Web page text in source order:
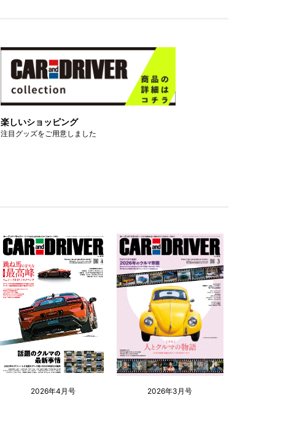
楽しいショッピング
注目グッズをご用意しました
2026年4月号 2026年3月号